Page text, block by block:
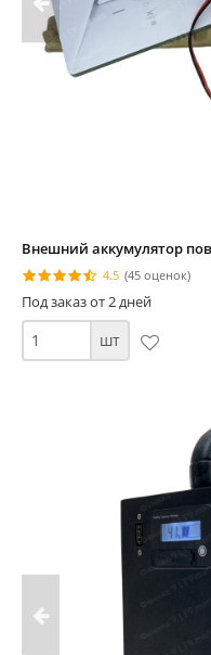
Внешний аккумулятор
4.5 (45 оценок)
Под заказ от 2 дней
шт